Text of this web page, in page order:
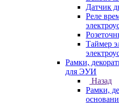
Датчик
Реле
Таймер
Рамки,
для ЭУИ
Назад
Рамки,